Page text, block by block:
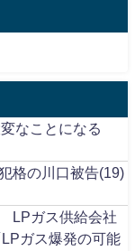
なことになる
格の川口被告(19)
LPガス供給会社
ガス爆発の可能